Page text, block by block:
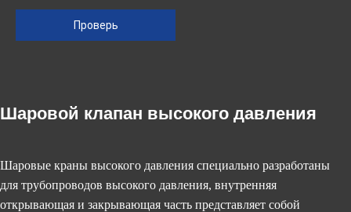
Проверь
Шаровой клапан высокого давления
Шаровые краны высокого давления специально разработаны
для трубопроводов высокого давления, внутренняя
открывающая и закрывающая часть представляет собой